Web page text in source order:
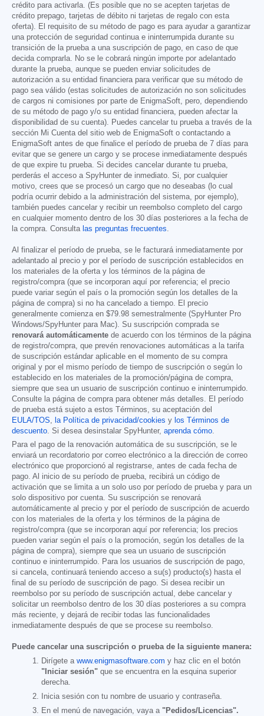
crédito para activarla. (Es posible que no se acepten tarjetas de
crédito prepago, tarjetas de débito ni tarjetas de regalo con esta
oferta). El requisito de su método de pago es para ayudar a garantizar
una protección de seguridad continua e ininterrumpida durante su
transición de la prueba a una suscripción de pago, en caso de que
decida comprarla. No se le cobrará ningún importe por adelantado
durante la prueba, aunque se pueden enviar solicitudes de
autorización a su entidad financiera para verificar que su método de
pago sea válido (estas solicitudes de autorización no son solicitudes
de cargos ni comisiones por parte de EnigmaSoft, pero, dependiendo
de su método de pago y/o su entidad financiera, pueden afectar la
disponibilidad de su cuenta). Puedes cancelar tu prueba a través de la
sección Mi Cuenta del sitio web de EnigmaSoft o contactando a
EnigmaSoft antes de que finalice el período de prueba de 7 días para
evitar que se genere un cargo y se procese inmediatamente después
de que expire tu prueba. Si decides cancelar durante tu prueba,
perderás el acceso a SpyHunter de inmediato. Si, por cualquier
motivo, crees que se procesó un cargo que no deseabas (lo cual
podría ocurrir debido a la administración del sistema, por ejemplo),
también puedes cancelar y recibir un reembolso completo del cargo
en cualquier momento dentro de los 30 días posteriores a la fecha de
la compra. Consulta las preguntas frecuentes
Al finalizar el período de prueba, se le facturará inmediatamente por
adelantado al precio y por el período de suscripción establecidos en
los materiales de la oferta y los términos de la página de
registro/compra (que se incorporan aquí por referencia; el precio
puede variar según el país o la promoción según los detalles de la
página de compra) si no ha cancelado a tiempo. El precio
generalmente comienza en $79.98 semestralmente (SpyHunter Pro
Windows/SpyHunter para Mac). Su suscripción comprada se
renovará automáticamente de acuerdo con los términos de la página
de registro/compra, que prevén renovaciones automáticas a la tarifa
de suscripción estándar aplicable en el momento de su compra
original y por el mismo período de tiempo de suscripción o según lo
establecido en los materiales de la promoción/página de compra,
siempre que sea un usuario de suscripción continuo e ininterrumpido.
Consulte la página de compra para obtener más detalles. El período
de prueba está sujeto a estos Términos, su aceptación del
EULA/TOS
la Política de privacidad/cookies y los Términos de
descuento . Si desea desinstalar SpyHunter, aprenda cómo
Para el pago de la renovación automática de su suscripción, se le
enviará un recordatorio por correo electrónico a la dirección de correo
electrónico que proporcionó al registrarse, antes de cada fecha de
pago. Al inicio de su período de prueba, recibirá un código de
activación que se limita a un solo uso por período de prueba y para un
solo dispositivo por cuenta. Su suscripción se renovará
automáticamente al precio y por el período de suscripción de acuerdo
con los materiales de la oferta y los términos de la página de
registro/compra (que se incorporan aquí por referencia; los precios
pueden variar según el país o la promoción, según los detalles de la
página de compra), siempre que sea un usuario de suscripción
continuo e ininterrumpido. Para los usuarios de suscripción de pago,
si cancela, continuará teniendo acceso a su(s) producto(s) hasta el
final de su período de suscripción de pago. Si desea recibir un
reembolso por su período de suscripción actual, debe cancelar y
solicitar un reembolso dentro de los 30 días posteriores a su compra
más reciente, y dejará de recibir todas las funcionalidades
inmediatamente después de que se procese su reembolso.
Puede cancelar una suscripción o prueba de la siguiente manera:
Dirígete a www.enigmasoftware.com y haz clic en el botón
"Iniciar sesión" que se encuentra en la esquina superior
derecha.
Inicia sesión con tu nombre de usuario y contraseña.
En el menú de navegación, vaya a "Pedidos/Licencias".